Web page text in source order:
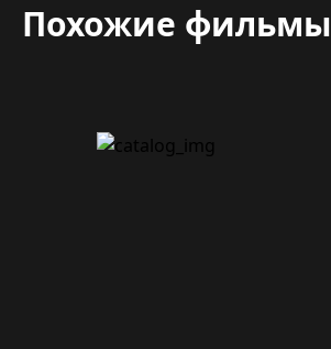
Похожие фильмы